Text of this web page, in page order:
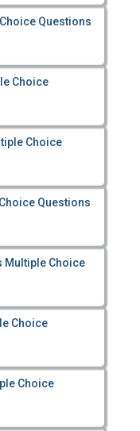
Questions
Choice
Choice
Questions
Multiple Choice
Choice
Choice